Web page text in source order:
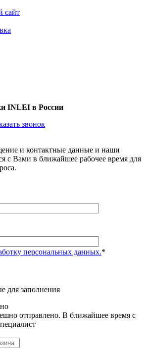
сайт
INLEI в России
звонок
и контактные данные и наши
с Вами в ближайшее рабочее время для
персональных данных.*
для заполнения
отправлено. В ближайшее время с